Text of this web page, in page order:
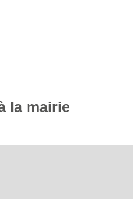
la mairie